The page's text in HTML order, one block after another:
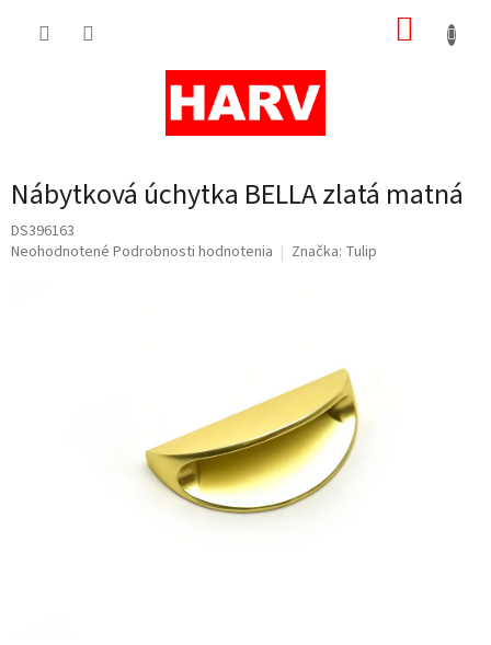
Nábytková úchytka BELLA zlatá matná
DS396163
Priemerné
Neohodnotené Podrobnosti hodnotenia Značka: Tulip